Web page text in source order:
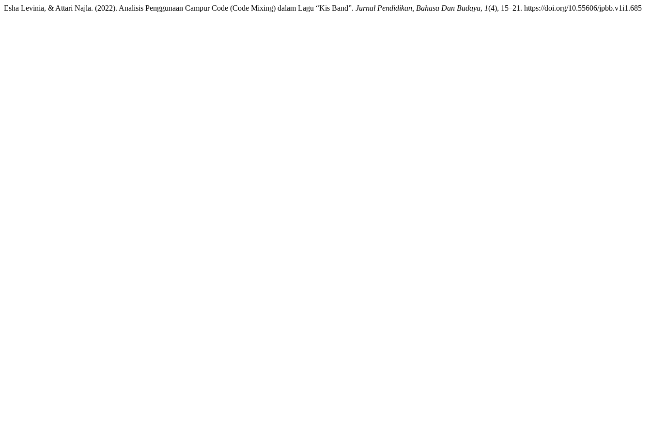
Esha Levinia, & Attari Najla. (2022). Analisis Penggunaan Campur Code (Code Mixing) dalam Lagu “Kis Band”. Jurnal Pendidikan, Bahasa Dan Budaya, 1(4), 15–21. https://doi.org/10.55606/jpbb.v1i1.685